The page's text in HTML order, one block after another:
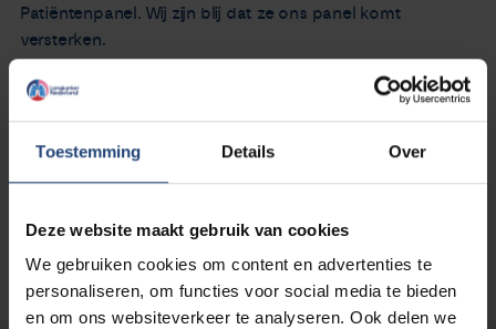
Toestemming Details Over
Deze website maakt gebruik van cookies
We gebruiken cookies om content en advertenties te
personaliseren, om functies voor social media te bieden
en om ons websiteverkeer te analyseren. Ook delen we
Patiëntenpanel. Wij zijn blij dat ze ons panel komt
versterken.
Lees meer over Boelien en alle andere leden van het
Patiëntenpanel ->